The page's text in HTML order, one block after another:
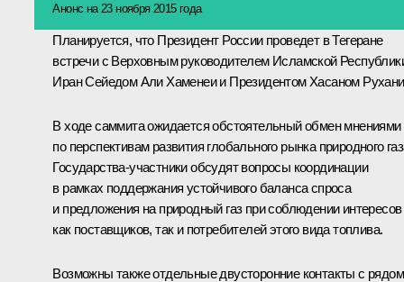
Анонс на 23 ноября 2015 года
Планируется, что Президент России проведет в Тегеране
встречи с Верховным руководителем Исламской
Иран Сейедом Али Хаменеи и Президентом Хасаном Рухани
В ходе саммита ожидается обстоятельный обмен мнениями
по перспективам развития глобального рынка природного
Государства-участники обсудят вопросы координации
в рамках поддержания устойчивого баланса спроса
и предложения на природный газ при соблюдении интересов
как поставщиков, так и потребителей этого вида топлива.
Возможны также отдельные двусто­ронние контакты с рядом